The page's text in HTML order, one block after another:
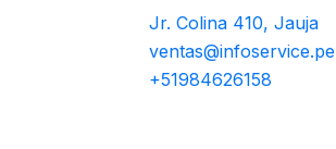
Jr. Colina 410, Jauja
ventas@infoservice.pe
+51984626158